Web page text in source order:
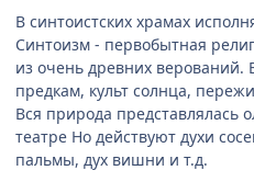
В синтоистских храмах
Синтоизм - первобытная
из очень древних верований.
предкам, культ солнца,
Вся природа представлялась
театре Но действуют духи
пальмы, дух вишни и т.д.